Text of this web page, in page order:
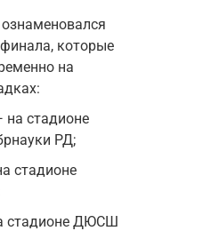
которые
на
стадионе
РД;
стадионе
стадионе ДЮСШ